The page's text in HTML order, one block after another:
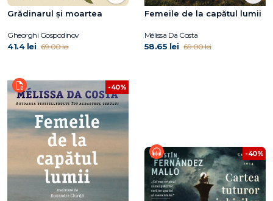
Grădinarul și moartea
Gheorghi Gospodinov
41.4 lei 69.00 lei
Femeile de la capătul lumii
Mélissa Da Costa
58.65 lei 69.00 lei
-40%
-40%